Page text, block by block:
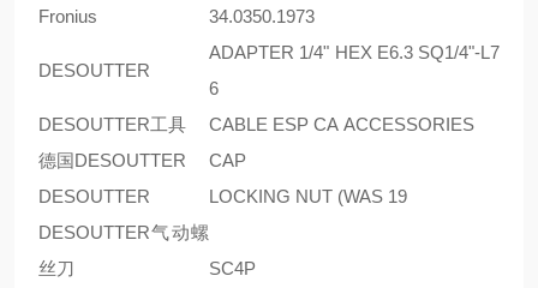
Fronius
34.0350.1973
DESOUTTER
ADAPTER 1/4" HEX E6.3 SQ1/4"-L7
6
DESOUTTER工具
CABLE ESP CA ACCESSORIES
德国DESOUTTER
CAP
DESOUTTER
LOCKING NUT (WAS 19
DESOUTTER气动螺
丝刀
SC4P